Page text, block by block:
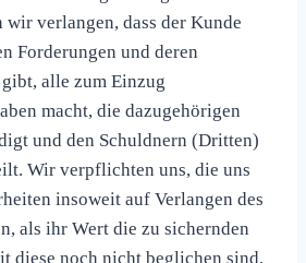
wir verlangen, dass der Kunde
Forderungen und deren
alle zum Einzug
macht, die dazugehörigen
und den Schuldnern (Dritten)
Wir verpflichten uns, die uns
insoweit auf Verlangen des
als ihr Wert die zu sichernden
diese noch nicht beglichen sind,